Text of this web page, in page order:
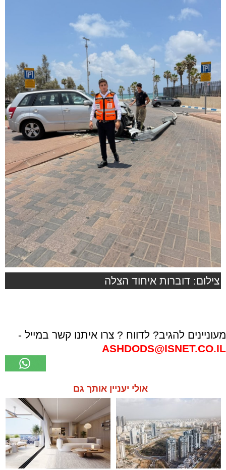
צילום: דוברות איחוד הצלה
מעוניינים להגיב? לדווח ? צרו איתנו קשר במייל -
ASHDODS@ISNET.CO.IL
אולי יעניין אותך גם